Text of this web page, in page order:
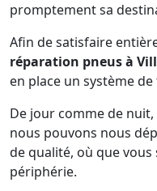
promptement sa
Afin de satisfaire
réparation pneus à
en place un système
De jour comme de nuit,
nous pouvons nous
de qualité, où que vous
périphérie.